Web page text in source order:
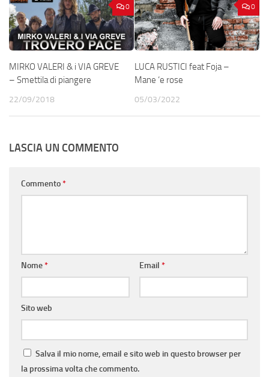
0
MIRKO VALERI & i VIA GREVE
– Smettila di piangere
22/09/2018
0
LUCA RUSTICI feat Foja –
Mane ‘e rose
05/03/2022
LASCIA UN COMMENTO
Commento*
Nome* Email *
Sito web
Salva il mio nome, email e sito web in questo browser per
la prossima volta che commento.